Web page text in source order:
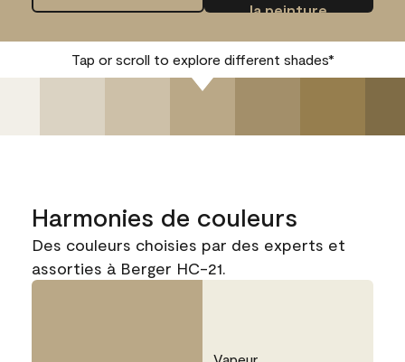
la peinture
Tap or scroll to explore different shades*
Harmonies de couleurs
Des couleurs choisies par des experts et
assorties à Berger HC-21.